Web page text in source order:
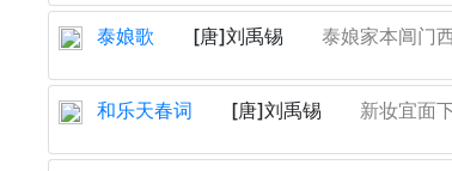
泰娘歌 [唐]刘禹锡 泰娘家本阊门
和乐天春词 [唐]刘禹锡 新妆宜面